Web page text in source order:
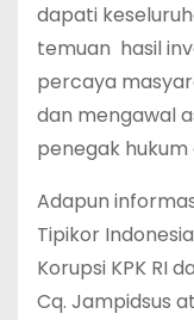
dapati
temuan hasil
percaya
dan mengawal
penegak hukum
Adapun
Tipikor
Korupsi KPK RI
Cq. Jampidsus